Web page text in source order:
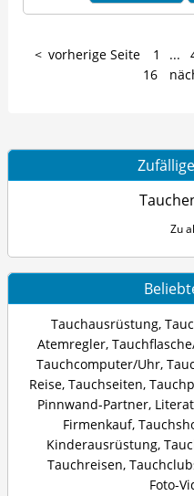
vorherige Seite 1 ...
16
Zu
Tauchausrüstung,
Atemregler,
Tauchcomputer/Uhr,
Reise, Tauchseiten,
Pinnwand-Partner,
Firmenkauf,
Kinderausrüstung,
Tauchreisen,
Foto-